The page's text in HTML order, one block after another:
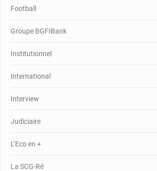
Football
Groupe BGFIBank
Institutionnel
International
Interview
Judiciaire
L’Eco en +
La SCG-Ré